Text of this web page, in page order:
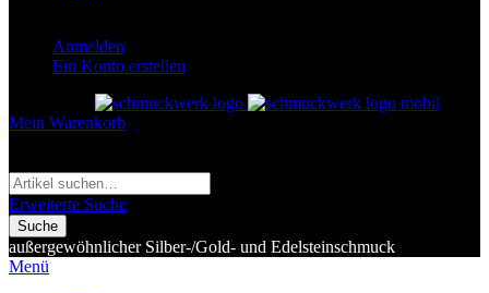
Anmelden
Ein Konto erstellen
Mein Warenkorb
Erweiterte Suche
Suche
außergewöhnlicher Silber-/Gold- und Edelsteinschmuck
Menü